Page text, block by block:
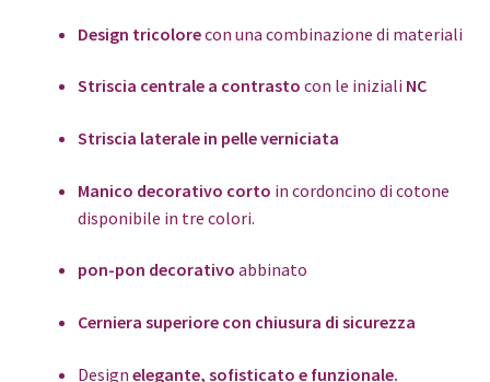
Design tricolorecon una combinazione di materiali
Striscia centrale a contrasto con le iniziali NC
Striscia laterale in pelle verniciata
Manico decorativo corto in cordoncino di cotone
disponibile in tre colori.
pon-pon decorativo abbinato
Cerniera superiore con chiusura di sicurezza
Design elegante, sofisticato e funzionale.